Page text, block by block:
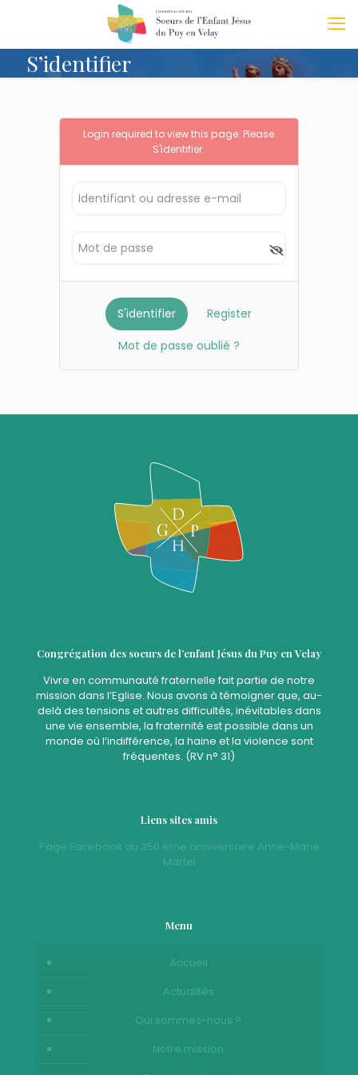
S’identifier
Login required to view this page. Please
S'identifier.
Register
Mot de passe oublié ?
Congrégation des soeurs de l’enfant Jésus du Puy en Velay
Vivre en communauté fraternelle fait partie de notre
mission dans l’Eglise. Nous avons à témoigner que, au-
delà des tensions et autres difficultés, inévitables dans
une vie ensemble, la fraternité est possible dans un
monde où l’indifférence, la haine et la violence sont
fréquentes. (RV n° 31)
Liens sites amis
Page Facebook du 350 ème anniversaire Anne-Marie
Martel
Menu
Accueil
Actualités
Qui sommes-nous ?
Notre mission